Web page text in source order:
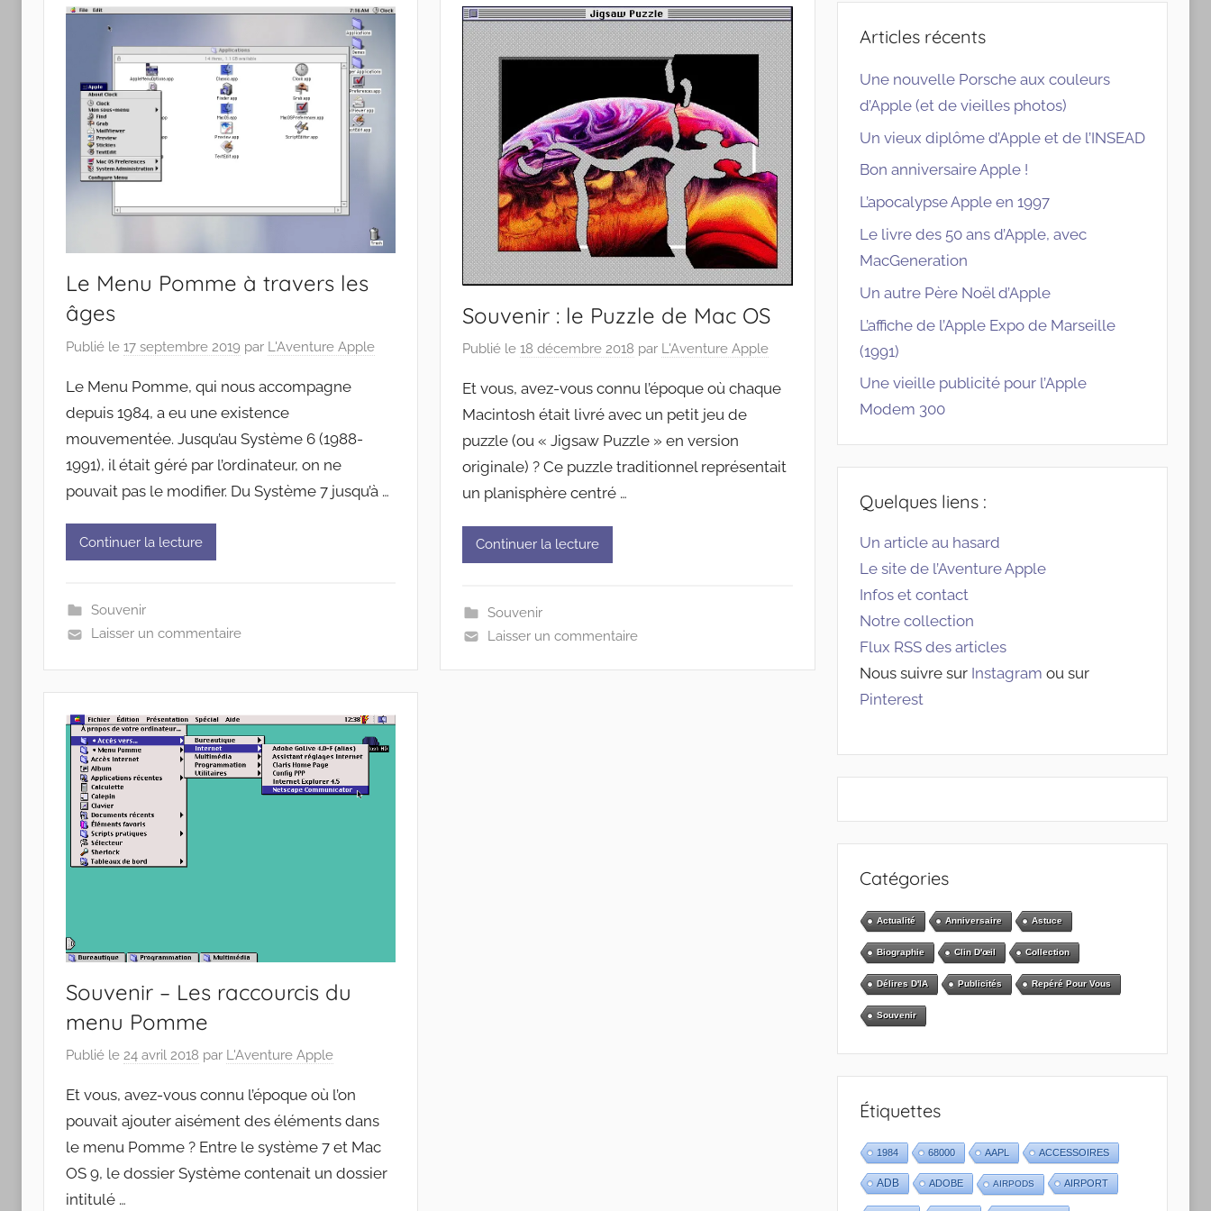
Apple
Le Menu Pomme à travers les
âges
Publié le 17 septembre 2019 par L'Aventure Apple
Le Menu Pomme, qui nous accompagne
depuis 1984, a eu une existence
mouvementée. Jusqu’au Système 6 (1988-
1991), il était géré par l’ordinateur, on ne
pouvait pas le modifier. Du Système 7 jusqu’à …
Continuer la lecture
Souvenir
Laisser un commentaire
Souvenir : le Puzzle de Mac OS
Publié le18 décembre 2018 par L'Aventure Apple
Et vous, avez-vous connu l’époque où chaque
Macintosh était livré avec un petit jeu de
puzzle (ou « Jigsaw Puzzle » en version
originale) ? Ce puzzle traditionnel représentait
un planisphère centré …
Continuer la lecture
Souvenir
Laisser un commentaire
Souvenir – Les raccourcis du
menu Pomme
Publié le 24 avril 2018 par L'Aventure Apple
Et vous, avez-vous connu l’époque où l’on
pouvait ajouter aisément des éléments dans
le menu Pomme ? Entre le système 7 et Mac
OS 9, le dossier Système contenait un dossier
intitulé …
Articles récents
Une nouvelle Porsche aux couleurs
d’Apple (et de vieilles photos)
Un vieux diplôme d’Apple et de l’INSEAD
Bon anniversaire Apple !
L’apocalypse Apple en 1997
Le livre des 50 ans d’Apple, avec
MacGeneration
Un autre Père Noël d’Apple
L’affiche de l’Apple Expo de Marseille
(1991)
Une vieille publicité pour l’Apple
Modem 300
Quelques liens :
Un article au hasard
Le site de l’Aventure Apple
Infos et contact
Notre collection
Flux RSS des articles
Nous suivre sur Instagram ou sur
Pinterest
Catégories
Actualité Anniversaire Astuce
Biographie Clin D'œil Collection
Délires D'IA Publicités Repéré Pour Vous
Souvenir
Étiquettes
1984 68000 AAPL ACCESSOIRES
ADB ADOBE AIRPODS AIRPORT